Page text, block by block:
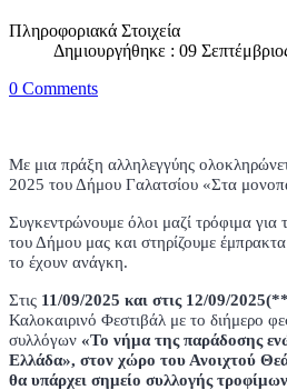
Πληροφοριακά Στοιχεία
Δημιουργήθηκε : 09
0 Comments
Mε μια πράξη αλληλεγγύης
2025 του Δήμου Γαλατσίου «Στα
Συγκεντρώνουμε όλοι μαζί τρόφιμα
του Δήμου μας και στηρίζουμε
το έχουν ανάγκη.
Στις 11/09/2025 και στις 12/09/
Καλοκαιρινό Φεστιβάλ με το διήμερο
συλλόγων «Το νήμα της παράδοσης
Ελλάδα», στον χώρο του Ανοιχτού
θα υπάρχει σημείο συλλογής